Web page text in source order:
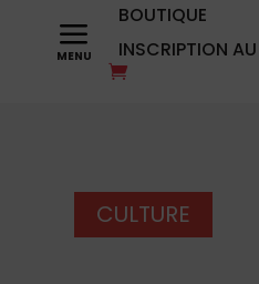
a BOUTIQUE
INSCRIPTION
CULTURE